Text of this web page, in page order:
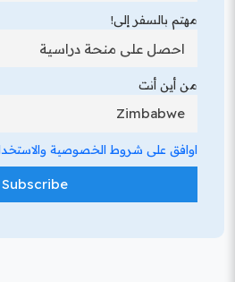
مهتم بالسفر إلى!
من أين أنت
اوافق على شروط الخصوصية